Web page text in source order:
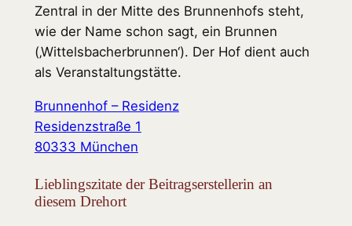
Zentral in der Mitte des Brunnenhofs steht,
wie der Name schon sagt, ein Brunnen
(‚Wittelsbacherbrunnen‘). Der Hof dient auch
als Veranstaltungstätte.
Brunnenhof – Residenz
Residenzstraße 1
80333 München
Lieblingszitate der Beitragserstellerin an
diesem Drehort